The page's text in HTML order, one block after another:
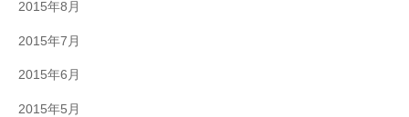
2015年8月
2015年7月
2015年6月
2015年5月